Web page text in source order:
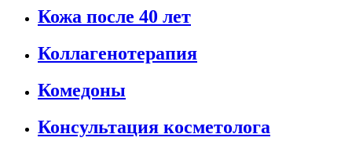
Кожа после 40 лет
Коллагенотерапия
Комедоны
Консультация косметолога